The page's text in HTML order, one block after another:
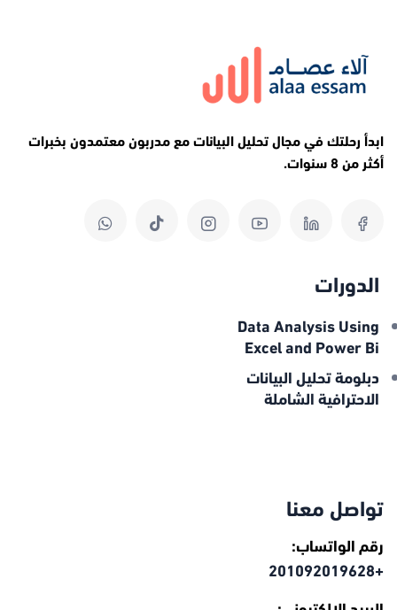
ابدأ رحلتك في مجال تحليل البيانات مع مدربون معتمدون بخبرات
أكثر من 8 سنوات.
الدورات
Data Analysis Using
Excel and Power Bi
دبلومة تحليل البيانات
الاحترافية الشاملة
تواصل معنا
رقم الواتساب:
+201092019628